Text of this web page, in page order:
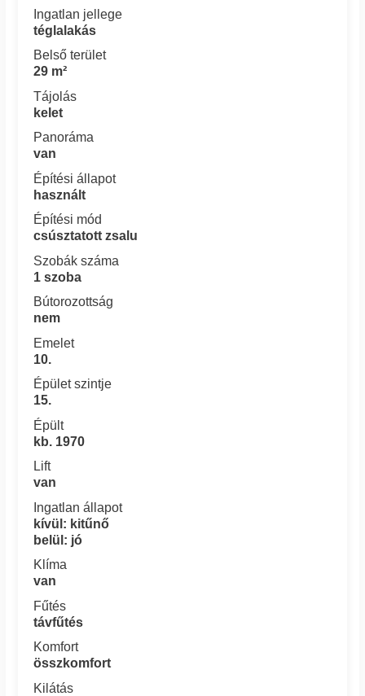
Ingatlan jellege
téglalakás
Belső terület
29 m²
Tájolás
kelet
Panoráma
van
Építési állapot
használt
Építési mód
csúsztatott zsalu
Szobák száma
1 szoba
Bútorozottság
nem
Emelet
10.
Épület szintje
15.
Épült
kb. 1970
Lift
van
Ingatlan állapot
kívül: kitűnő
belül: jó
Klíma
van
Fűtés
távfűtés
Komfort
összkomfort
Kilátás